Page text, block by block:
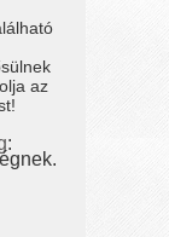
az
: